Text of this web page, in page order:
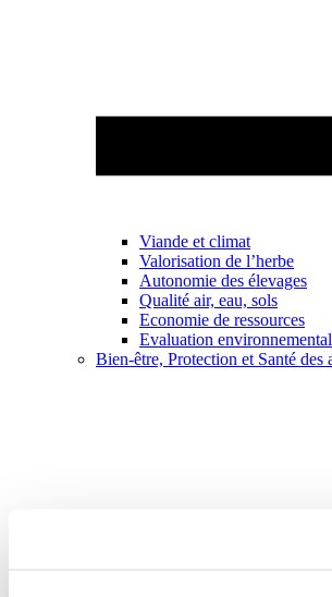
Viande et climat
Valorisation de l’herbe
Autonomie des élevages
Qualité air, eau, sols
Economie de ressources
Evaluation
Bien-être, Protection et Santé des